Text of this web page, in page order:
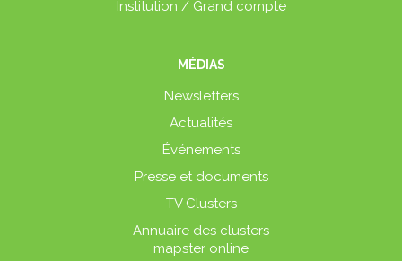
Institution / Grand compte
MÉDIAS
Newsletters
Actualités
Événements
Presse et documents
TV Clusters
Annuaire des clusters
mapster online